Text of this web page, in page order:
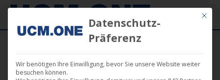
Mit
Datenschutz-
Präferenz
Wir benötigen Ihre Einwilligung, bevor Sie unsere Website weiter
besuchen können.